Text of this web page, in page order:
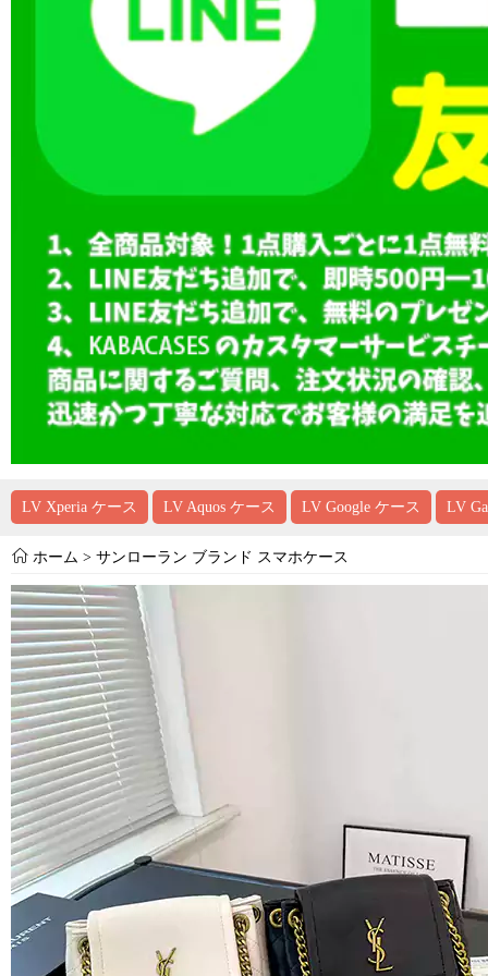
LV Xperia ケース LV Aquos ケース LV Google ケース LV
ホーム > サンローラン ブランド スマホケース